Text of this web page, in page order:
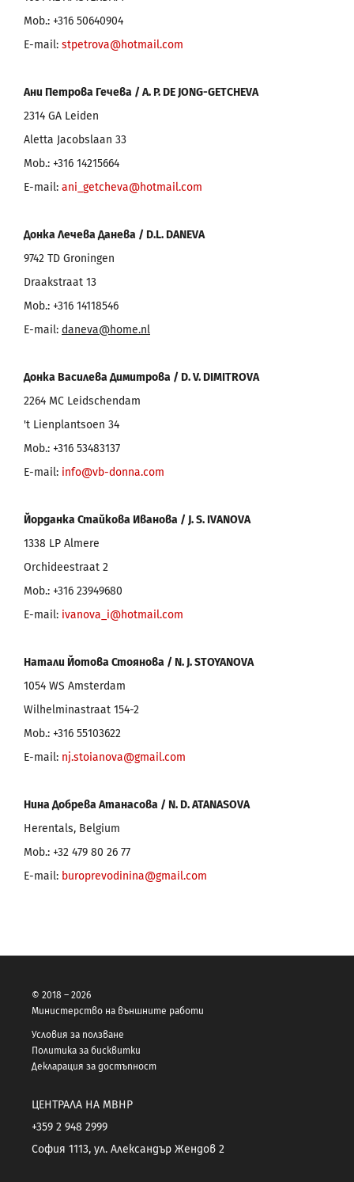
Mob.: +316 50640904
E-mail: stpetrova@hotmail.com
Ани Петрова Гечева / A. P. DE JONG-GETCHEVA
2314 GA Leiden
Aletta Jacobslaan 33
Mob.: +316 14215664
E-mail: ani_getcheva@hotmail.com
Донка Лечева Данева / D.L. DANEVA
9742 TD Groningen
Draakstraat 13
Mob.: +316 14118546
E-mail: daneva@home.nl
Донка Василева Димитрова / D.V. DIMITROVA
2264 MC Leidschendam
't Lienplantsoen 34
Mob.: +316 53483137
E-mail: info@vb-donna.com
Йорданка Стайкова Иванова / J.S. IVANOVA
1338 LP Almere
Orchideestraat 2
Mob.: +316 23949680
E-mail: ivanova_i@hotmail.com
Натали Йотова Стоянова / N. J.STOYANOVA
1054 WS Amsterdam
Wilhelminastraat 154-2
Mob.: +316 55103622
E-mail: nj.stoianova@gmail.com
Нина Добрева Атанасова / N. D. ATANASOVA
Herentals, Belgium
Mob.: +32 479 80 26 77
E-mail: buroprevodinina@gmail.com
© 2018 – 2026
Министерство на външните работи
Условия за ползване
Политика за бисквитки
Декларация за достъпност
ЦЕНТРАЛА НА МВНР
+359 2 948 2999
София 1113, ул. Александър Жендов 2